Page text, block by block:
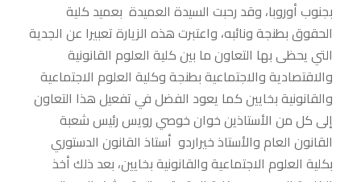
بجنوب أوروبا، وقد رحبت السيدة العميدة بعميد كلية
الحقوق بطنجة ونائبه، واعتبرت هذه الزيارة تعبيرا عن الجدية
التي يحظى بها التعاون ما بين كلية العلوم القانونية
والاقتصادية والاجتماعية بطنجة وكلية العلوم الاجتماعية
والقانونية بخايين كما يعود الفضل في تفعيل هذا التعاون
إلى كل من الأستاذين خوان خوصي رويس رئيس شعبة
القانون العام والأستاذ خيراردو أستاذ القانون الدستوري
بكلية العلوم الاجتماعية والقانونية بخايين، بعد ذلك أخذ